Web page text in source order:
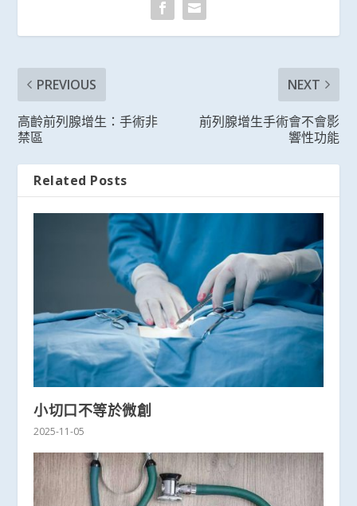
PREVIOUS
高齡前列腺增生：手術非
禁區
NEXT
前列腺增生手術會不會影
響性功能
Related Posts
小切口不等於微創
2025-11-05